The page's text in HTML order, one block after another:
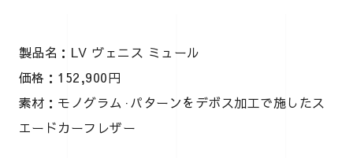
製品名：LV ヴェニス ミュール
価格：152,900円
素材：モノグラム·パターンをデボス加工で施したス
エードカーフレザー